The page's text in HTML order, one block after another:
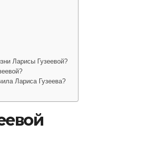
Ларисы Гузеевой?
Лариса Гузеева?